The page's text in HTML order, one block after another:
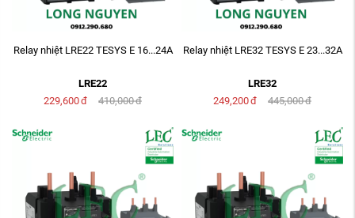
Relay nhiệt LRE22 TESYS E 16...24A
LRE22
229,600đ 410,000đ
Relay nhiệt LRE32 TESYS E 23...32A
LRE32
249,200đ 445,000đ